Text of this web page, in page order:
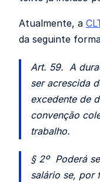
Atualmente, a
da seguinte
Art. 59. A
ser acrescida
excedente de
convenção
trabalho.
§ 2º Poderá
salário se, por